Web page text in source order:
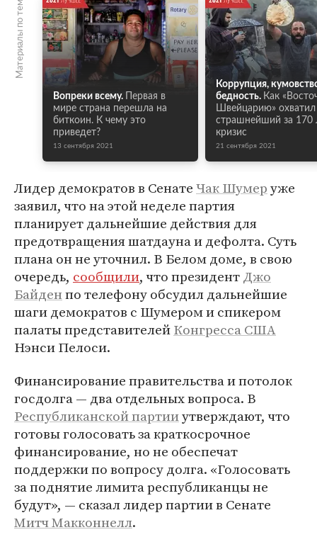
Материалы по теме
Вопреки всему.
Первая в
мире страна перешла на
биткоин. К чему это
приведет?
13 сентября 2021
Коррупция,
бедность. Как
Швейцарию» охватил
страшнейший за 170
кризис
21 сентября 2021
Лидер демократов в СенатеЧак Шумеруже
заявил, что на этой неделе партия
планирует дальнейшие действия для
предотвращения шатдауна и дефолта. Суть
плана он не уточнил. В Белом доме, в свою
очередь, сообщили, что президентДжо
Байденпо телефону обсудил дальнейшие
шаги демократов с Шумером и спикером
палаты представителейКонгресса США
Нэнси Пелоси.
Финансирование правительства и потолок
госдолга — два отдельных вопроса. В
Республиканской партииутверждают, что
готовы голосовать за краткосрочное
финансирование, но не обеспечат
поддержки по вопросу долга. «Голосовать
за поднятие лимита республиканцы не
будут», — сказал лидер партии в Сенате
Митч Макконнелл.